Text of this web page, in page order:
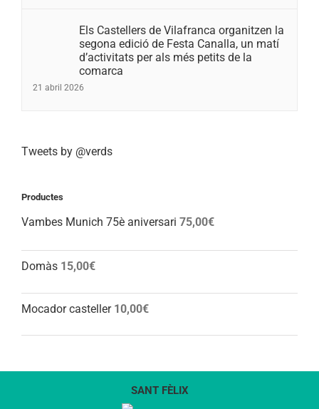
Els Castellers de Vilafranca organitzen la
segona edició de Festa Canalla, un matí
d’activitats per als més petits de la
comarca
21 abril 2026
Tweets by @verds
Productes
Vambes Munich 75è aniversari 75,00€
Domàs 15,00€
Mocador casteller 10,00€
SANT FÈLIX